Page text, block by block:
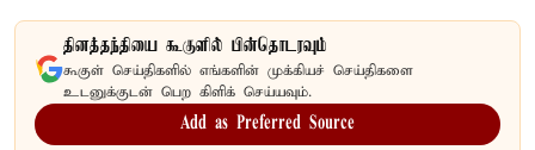
தினத்தந்தியை கூகுளில் பின்தொடரவும்
கூகுள் செய்திகளில் எங்களின் முக்கியச் செய்திகளை
உடனுக்குடன் பெற கிளிக் செய்யவும்.
Add as Preferred Source